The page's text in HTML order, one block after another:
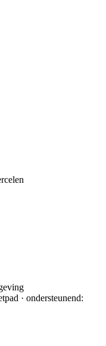
· ondersteunend: